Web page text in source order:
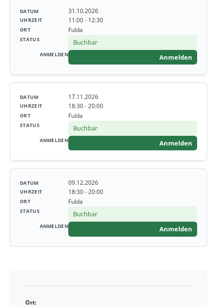
31.10.2026
11:00 - 12:30
Fulda
Buchbar
Anmelden
17.11.2026
18:30 - 20:00
Fulda
Buchbar
Anmelden
09.12.2026
18:30 - 20:00
Fulda
Buchbar
Anmelden
Ort: